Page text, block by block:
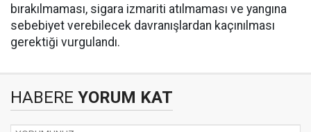
bırakılmaması, sigara izmariti atılmaması ve yangına
sebebiyet verebilecek davranışlardan kaçınılması
gerektiği vurgulandı.
HABERE YORUM KAT